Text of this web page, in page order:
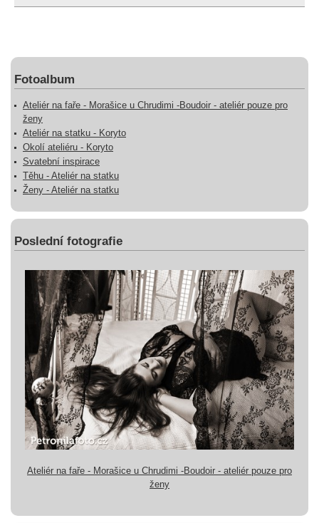
Fotoalbum
Ateliér na faře - Morašice u Chrudimi -Boudoir - ateliér pouze pro
ženy
Ateliér na statku - Koryto
Okolí ateliéru - Koryto
Svatební inspirace
Těhu - Ateliér na statku
Ženy - Ateliér na statku
Poslední fotografie
Ateliér na faře - Morašice u Chrudimi -Boudoir - ateliér pouze pro
ženy